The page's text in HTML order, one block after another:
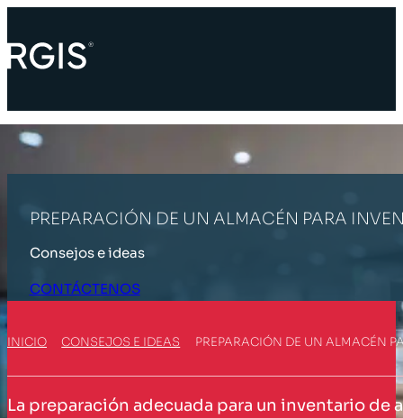
PREPARACIÓN DE UN ALMACÉN PARA
Consejos e ideas
CONTÁCTENOS
INICIO CONSEJOS E IDEAS PREPARACIÓN DE UN ALMACÉN
La preparación adecuada para un inventario